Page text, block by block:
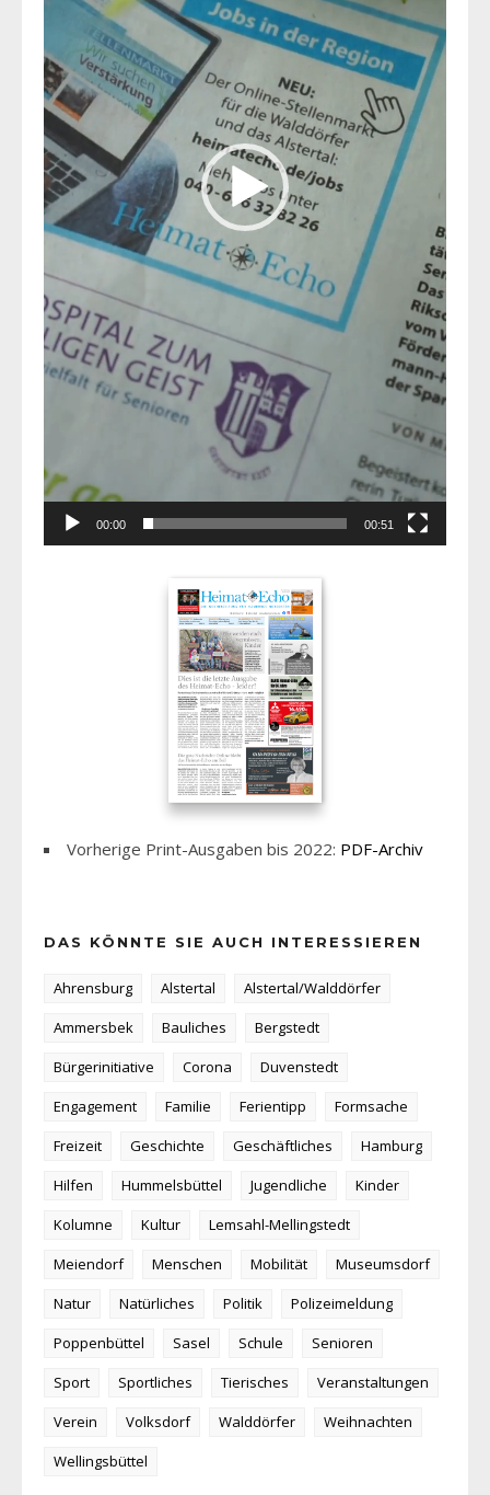
00:00 00:51
Vorherige Print-Ausgaben bis 2022: PDF-Archiv
DAS KÖNNTE SIE AUCH INTERESSIEREN
Ahrensburg Alstertal
Alstertal/Walddörfer
Ammersbek
Bauliches
Bergstedt
Bürgerinitiative
Corona
Duvenstedt
Engagement
Familie Ferientipp
Formsache
Freizeit
Geschichte Geschäftliches
Hamburg
Hilfen
Hummelsbüttel Jugendliche
Kinder
Kolumne
Kultur
Lemsahl-Mellingstedt
Meiendorf
Menschen Mobilität
Museumsdorf
Natur
Natürliches Politik
Polizeimeldung
Poppenbüttel
Sasel Schule
Senioren
Sport
Sportliches Tierisches
Veranstaltungen
Verein
Volksdorf Walddörfer
Weihnachten
Wellingsbüttel